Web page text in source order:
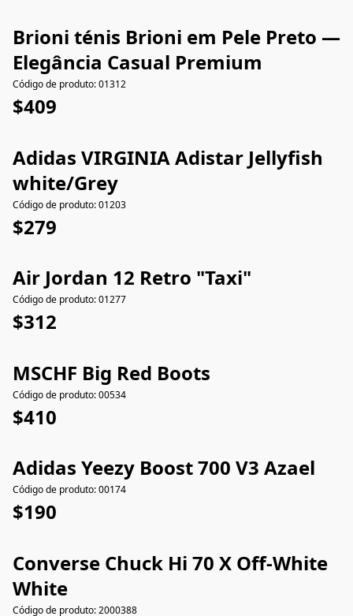
Brioni ténis Brioni em Pele Preto —
Elegância Casual Premium
Código de produto: 01312
$409
Adidas VIRGINIA Adistar Jellyfish
white/Grey
Código de produto: 01203
$279
Air Jordan 12 Retro "Taxi"
Código de produto: 01277
$312
MSCHF Big Red Boots
Código de produto: 00534
$410
Adidas Yeezy Boost 700 V3 Azael
Código de produto: 00174
$190
Converse Chuck Hi 70 X Off-White
White
Código de produto: 2000388